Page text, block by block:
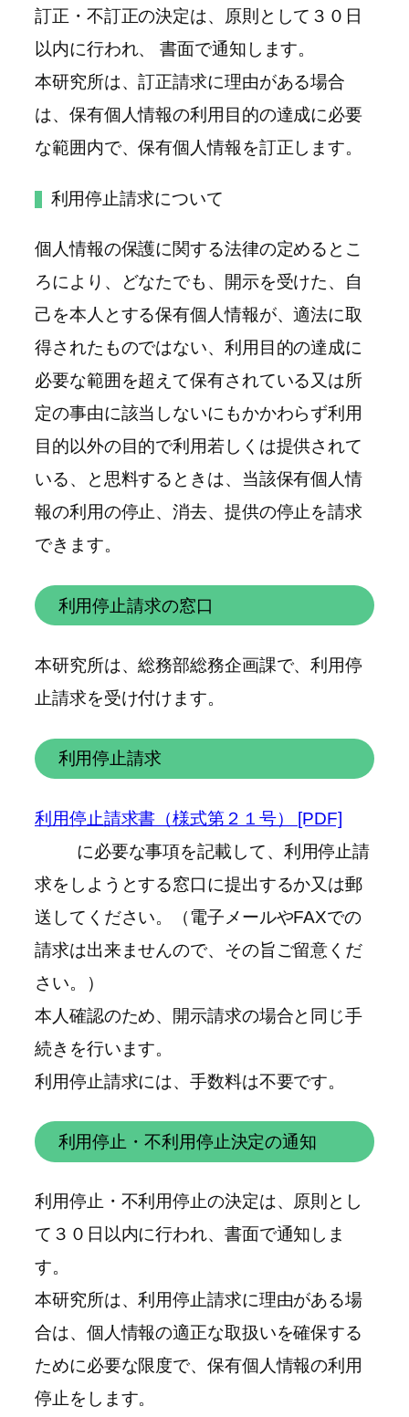
訂正・不訂正の決定は、原則として３０日
以内に行われ、 書面で通知します。
本研究所は、訂正請求に理由がある場合
は、保有個人情報の利用目的の達成に必要
な範囲内で、保有個人情報を訂正します。
利用停止請求について
個人情報の保護に関する法律の定めるとこ
ろにより、どなたでも、開示を受けた、自
己を本人とする保有個人情報が、適法に取
得されたものではない、利用目的の達成に
必要な範囲を超えて保有されている又は所
定の事由に該当しないにもかかわらず利用
目的以外の目的で利用若しくは提供されて
いる、と思料するときは、当該保有個人情
報の利用の停止、消去、提供の停止を請求
できます。
利用停止請求の窓口
本研究所は、総務部総務企画課で、利用停
止請求を受け付けます。
利用停止請求
利用停止請求書（様式第２１号） [PDF]
に必要な事項を記載して、利用停止請
求をしようとする窓口に提出するか又は郵
送してください。（電子メールやFAXでの
請求は出来ませんので、その旨ご留意くだ
さい。）
本人確認のため、開示請求の場合と同じ手
続きを行います。
利用停止請求には、手数料は不要です。
利用停止・不利用停止決定の通知
利用停止・不利用停止の決定は、原則とし
て３０日以内に行われ、書面で通知しま
す。
本研究所は、利用停止請求に理由がある場
合は、個人情報の適正な取扱いを確保する
ために必要な限度で、保有個人情報の利用
停止をします。